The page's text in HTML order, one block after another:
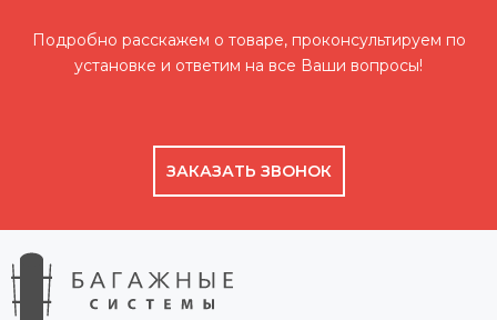
Подробно расскажем о товаре, проконсультируем по
установке и ответим на все Ваши вопросы!
ЗАКАЗАТЬ ЗВОНОК